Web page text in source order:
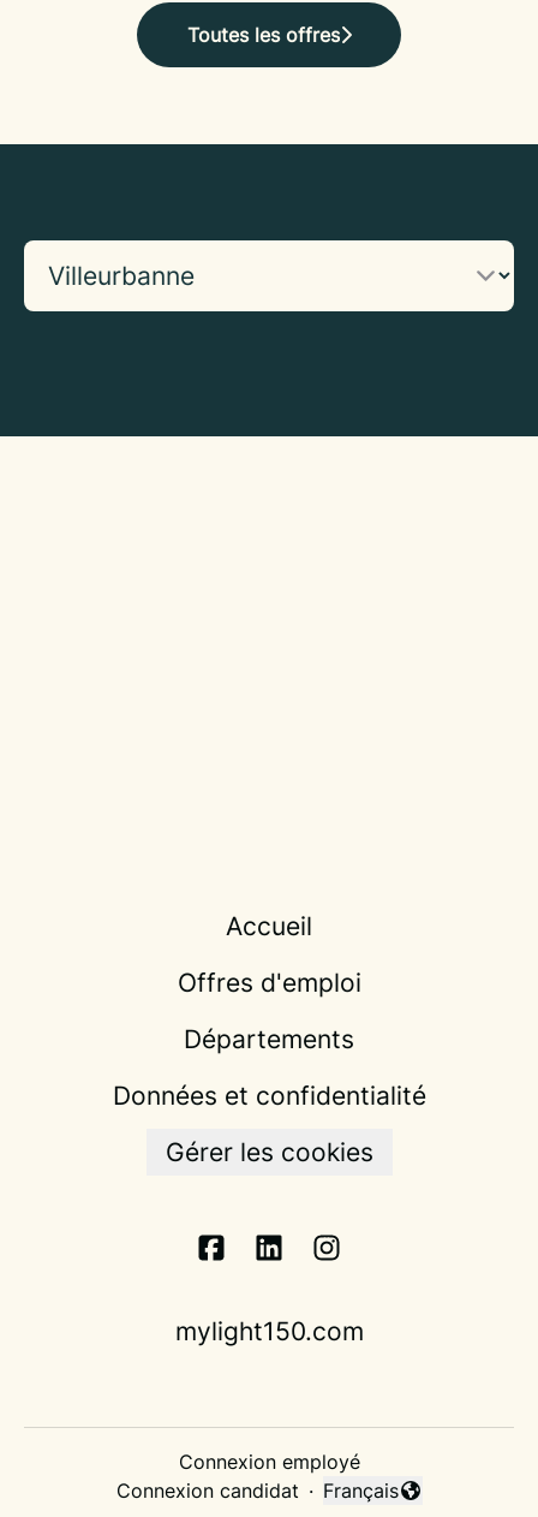
Toutes les offres
Accueil
Offres d'emploi
Départements
Données et confidentialité
Gérer les cookies
mylight150.com
Connexion employé
Connexion candidat ·
Changer la langue
Français